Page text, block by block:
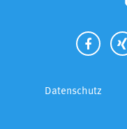
Datenschutz